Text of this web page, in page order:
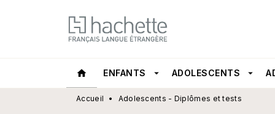
MENU RECHERCHE
home ENFANTS arrow_drop_down ADOLESCENTS arrow_drop_down
Accueil • Adolescents - Diplômes et tests